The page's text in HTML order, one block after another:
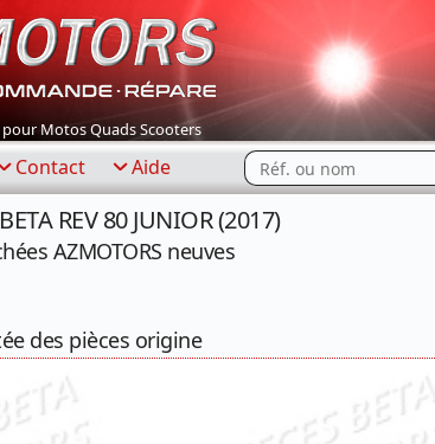
Motos Quads Scooters
Contact Aide Rechercher...
REV 80 JUNIOR (2017)
AZMOTORS neuves
des pièces origine